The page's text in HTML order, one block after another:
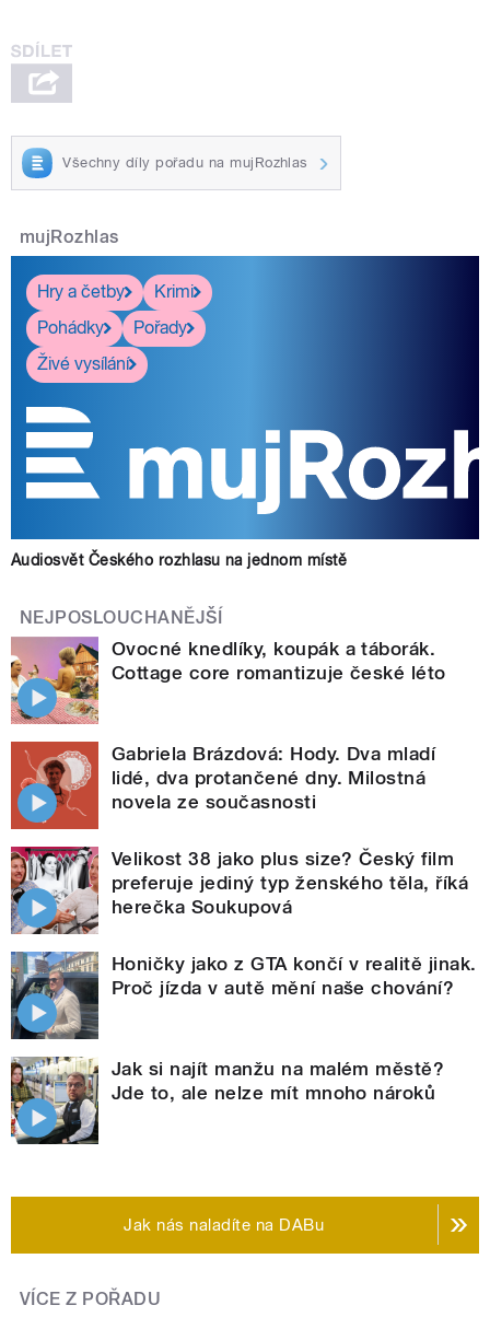
Všechny díly pořadu na mujRozhlas
mujRozhlas
Hry a četby
Krimi
Pohádky
Pořady
Živé vysílání
Audiosvět Českého rozhlasu na jednom místě
NEJPOSLOUCHANĚJŠÍ
Ovocné knedlíky, koupák a táborák.
Cottage core romantizuje české léto
Gabriela Brázdová: Hody. Dva mladí
lidé, dva protančené dny. Milostná
novela ze současnosti
Velikost 38 jako plus size? Český film
preferuje jediný typ ženského těla, říká
herečka Soukupová
Honičky jako z GTA končí v realitě jinak.
Proč jízda v autě mění naše chování?
Jak si najít manžu na malém městě?
Jde to, ale nelze mít mnoho nároků
Jak nás naladíte na DABu
VÍCE Z POŘADU